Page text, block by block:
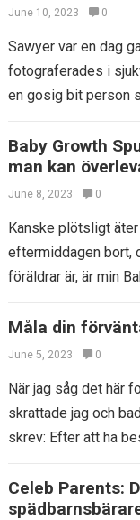
June 10, 2023 0
Sawyer var en dag
fotograferades i
en gosig bit person
Baby Growth
man kan
June 8, 2023 0
Kanske plötsligt
eftermiddagen bort,
föräldrar är, är min
Måla din
June 5, 2023 0
När jag såg det här
skrattade jag och
skrev: Efter att ha
Celeb Parents: